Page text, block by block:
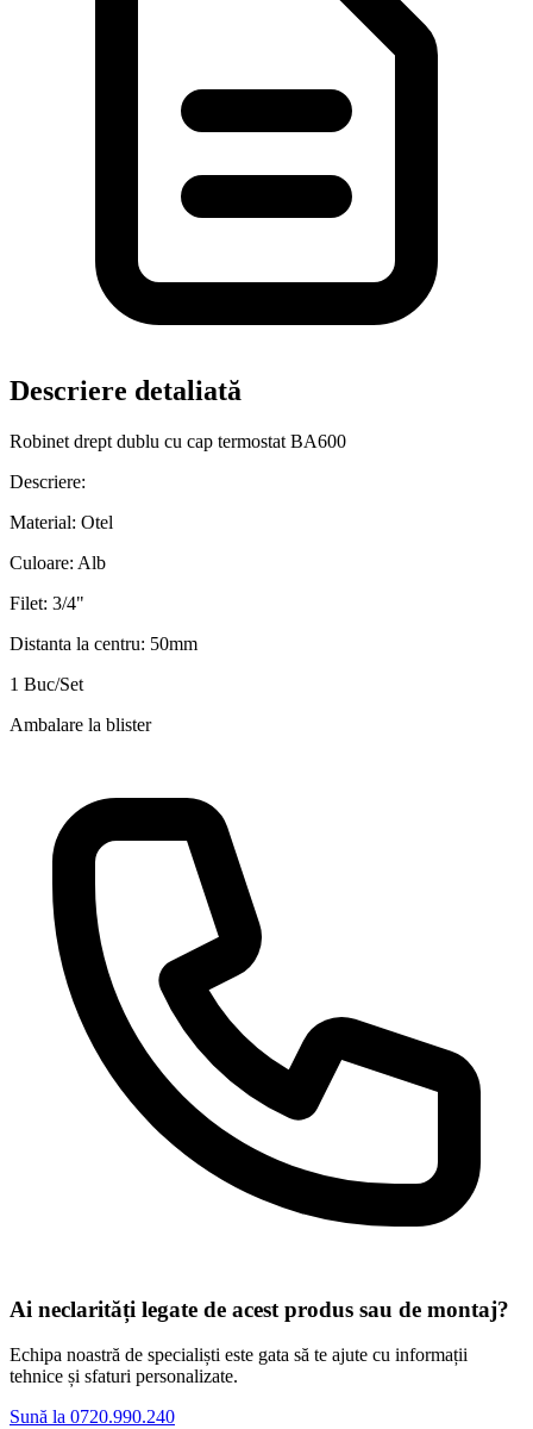
Descriere detaliată
Robinet drept dublu cu cap termostat BA600
Descriere:
Material: Otel
Culoare: Alb
Filet: 3/4"
Distanta la centru: 50mm
1 Buc/Set
Ambalare la blister
Ai neclarități legate de acest produs sau de montaj?
Echipa noastră de specialiști este gata să te ajute cu informații
tehnice și sfaturi personalizate.
Sună la 0720.990.240